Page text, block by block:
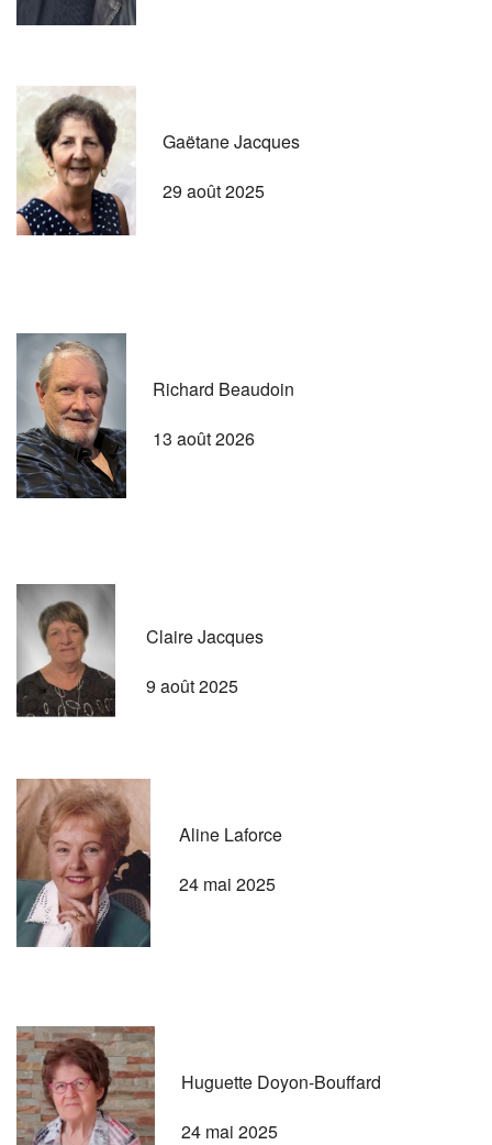
Gaëtane Jacques
29 août 2025
Richard Beaudoin
13 août 2026
Claire Jacques
9 août 2025
Aline Laforce
24 mai 2025
Huguette Doyon-Bouffard
24 mai 2025